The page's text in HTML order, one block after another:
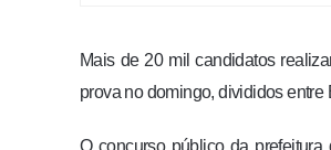
Mais de 20 mil candidatos
prova no domingo, divididos
O concurso público da